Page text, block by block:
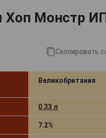
Хоп Монстр
Скопировать
Великобритания
0.33 л
7.2%